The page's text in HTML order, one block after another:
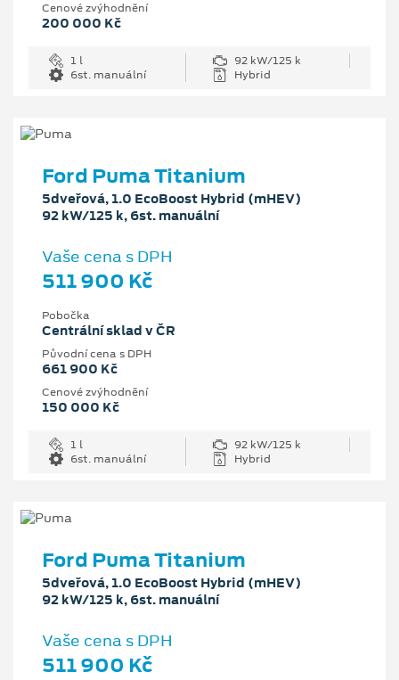
Cenové zvýhodnění
200 000 Kč
1 l
92 kW/125 k
6st. manuální
Hybrid
Ford Puma Titanium
5dveřová, 1.0 EcoBoost Hybrid (mHEV)
92 kW/125 k, 6st. manuální
Vaše cena s DPH
511 900 Kč
Pobočka
Centrální sklad v ČR
Původní cena s DPH
661 900 Kč
Cenové zvýhodnění
150 000 Kč
1 l
92 kW/125 k
6st. manuální
Hybrid
Ford Puma Titanium
5dveřová, 1.0 EcoBoost Hybrid (mHEV)
92 kW/125 k, 6st. manuální
Vaše cena s DPH
511 900 Kč